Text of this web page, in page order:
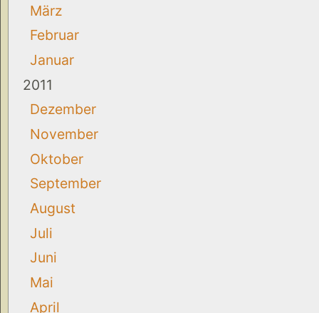
März
Februar
Januar
2011
Dezember
November
Oktober
September
August
Juli
Juni
Mai
April